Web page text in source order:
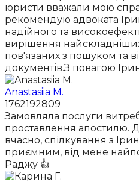
юристи вважали мою
рекомендую адвоката
надійного та
вирішення
пов'язаних з пошуком та
документів.З повагою
Anastasiia M.
1762192809
Замовляла послуги
проставлення апостилю.
вчасно, спілкування з
приємним, від мене
Раджу 👍